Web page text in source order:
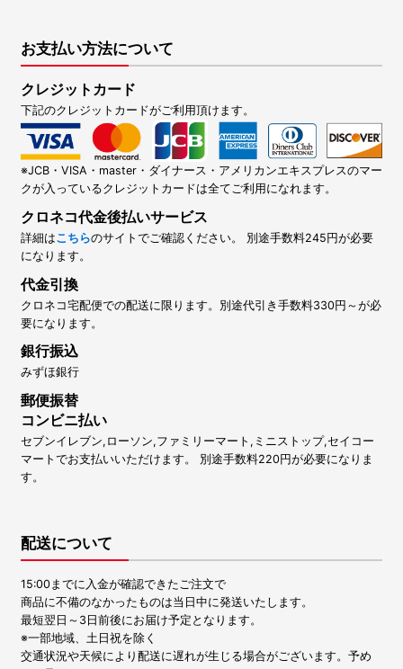
お支払い方法について
クレジットカード
下記のクレジットカードがご利用頂けます。
※JCB・VISA・master・ダイナース・アメリカンエキスプレスのマー
クが入っているクレジットカードは全てご利用になれます。
クロネコ代金後払いサービス
詳細はこちらのサイトでご確認ください。 別途手数料245円が必要
になります。
代金引換
クロネコ宅配便での配送に限ります。別途代引き手数料330円～が必
要になります。
銀行振込
みずほ銀行
郵便振替
コンビニ払い
セブンイレブン,ローソン,ファミリーマート,ミニストップ,セイコー
マートでお支払いいただけます。 別途手数料220円が必要になりま
す。
配送について
15:00までに入金が確認できたご注文で
商品に不備のなかったものは当日中に発送いたします。
最短翌日～3日前後にお届け予定となります。
※一部地域、土日祝を除く
交通状況や天候により配送に遅れが生じる場合がございます。予め